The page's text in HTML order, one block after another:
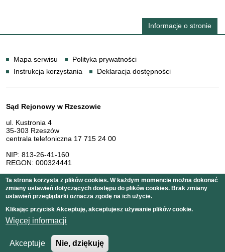
Informacje o stronie
Mapa serwisu
Polityka prywatności
Instrukcja korzystania
Deklaracja dostępności
Dane teleadresowe
Sąd Rejonowy w Rzeszowie
ul. Kustronia 4
35-303 Rzeszów
centrala telefoniczna 17 715 24 00
NIP: 813-26-41-160
REGON: 000324441
Serwis pełni funkcję strony Biuletynu Informacji Publicznej
Copyright © 2011 Sąd Rejonowy w Rzeszowie
Ta strona korzysta z plików cookies. W każdym momencie można dokonać
zmiany ustawień dotyczących dostępu do plików cookies. Brak zmiany
ustawień przeglądarki oznacza zgodę na ich użycie.
Klikając przycisk Akceptuję, akceptujesz używanie plików cookie.
Więcej informacji
Akceptuje Nie, dziękuję